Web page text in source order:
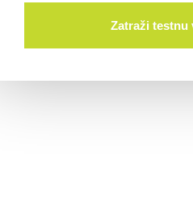
Zatraži testnu